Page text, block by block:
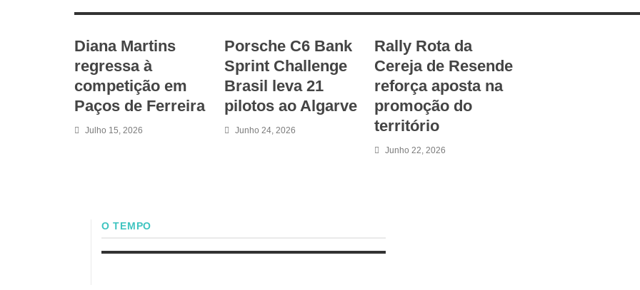
Diana Martins
regressa à
competição em
Paços de Ferreira
Julho 15, 2026
Porsche C6 Bank
Sprint Challenge
Brasil leva 21
pilotos ao Algarve
Junho 24, 2026
Rally Rota da
Cereja de Resende
reforça aposta na
promoção do
território
Junho 22, 2026
O TEMPO